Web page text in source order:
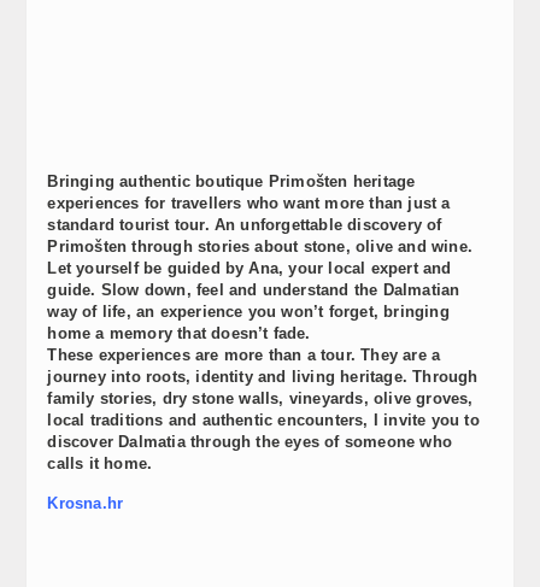
Bringing authentic boutique Primošten heritage
experiences for travellers who want more than just a
standard tourist tour. An unforgettable discovery of
Primošten through stories about stone, olive and wine.
Let yourself be guided by Ana, your local expert and
guide. Slow down, feel and understand the Dalmatian
way of life, an experience you won’t forget, bringing
home a memory that doesn’t fade.
These experiences are more than a tour. They are a
journey into roots, identity and living heritage. Through
family stories, dry stone walls, vineyards, olive groves,
local traditions and authentic encounters, I invite you to
discover Dalmatia through the eyes of someone who
calls it home.
Krosna.hr